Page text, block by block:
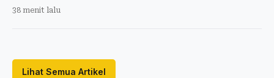
38 menit lalu
Lihat Semua Artikel